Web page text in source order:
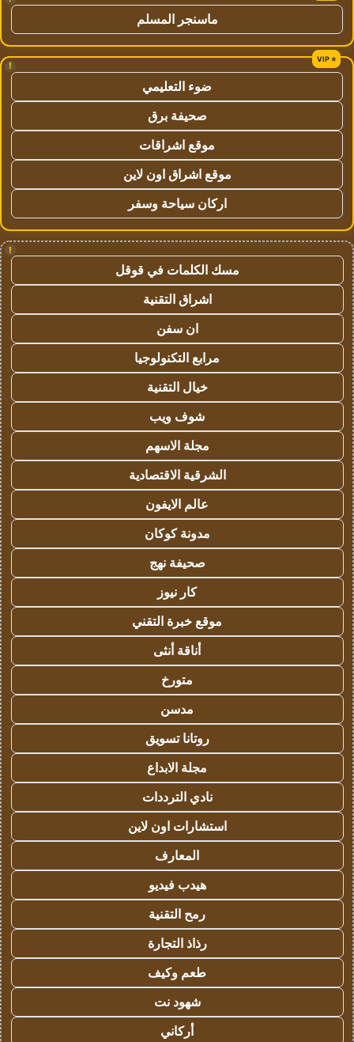
ماسنجر المسلم
!
ضوء التعليمي
صحيفة برق
موقع اشراقات
موقع اشراق اون لاين
اركان سياحة وسفر
!
مسك الكلمات في قوقل
اشراق التقنية
ان سفن
مرابع التكنولوجيا
خيال التقنية
شوف ويب
مجلة الاسهم
الشرقية الاقتصادية
عالم الايفون
مدونة كوكان
صحيفة نهج
كار نيوز
موقع خبرة التقني
أناقة أنثى
متورخ
مدسن
روتانا تسويق
مجلة الابداع
نادي الترددات
استشارات اون لاين
المعارف
هيدب فيديو
رمح التقنية
رذاذ التجارة
طعم وكيف
شهود نت
أركاني